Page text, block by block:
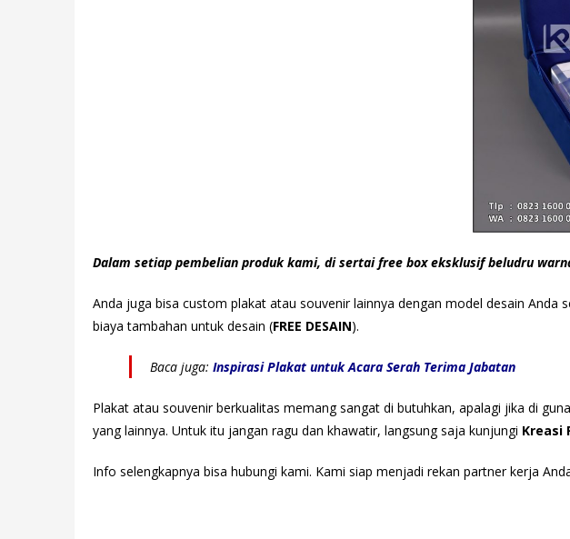
Dalam setiap pembelian produk kami, di sertai free box eksklusif beludru
Anda juga bisa custom plakat atau souvenir lainnya dengan model desain
biaya tambahan untuk desain (FREE DESAIN).
Baca juga: Inspirasi Plakat untuk Acara Serah Terima Jabatan
Plakat atau souvenir berkualitas memang sangat di butuhkan, apalagi jika di
yang lainnya. Untuk itu jangan ragu dan khawatir, langsung saja kunjungi Kreasi
Info selengkapnya bisa hubungi kami. Kami siap menjadi rekan partner kerja